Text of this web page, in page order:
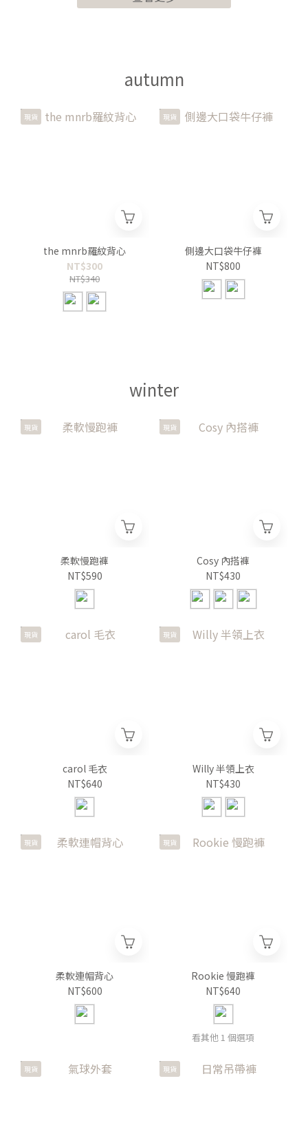
autumn
現貨
the mnrb羅紋背心
NT$300
NT$340
現貨
側邊大口袋牛仔褲
NT$800
winter
現貨
柔軟慢跑褲
NT$590
現貨
Cosy 內搭褲
NT$430
現貨
carol 毛衣
NT$640
現貨
Willy 半領上衣
NT$430
現貨
柔軟連帽背心
NT$600
現貨
Rookie 慢跑褲
NT$640
看其他 1 個選項
現貨 現貨